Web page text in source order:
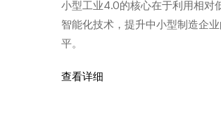
小型工业4.0的核心在于利用相对
智能化技术，提升中小型制造企
平。
查看详细